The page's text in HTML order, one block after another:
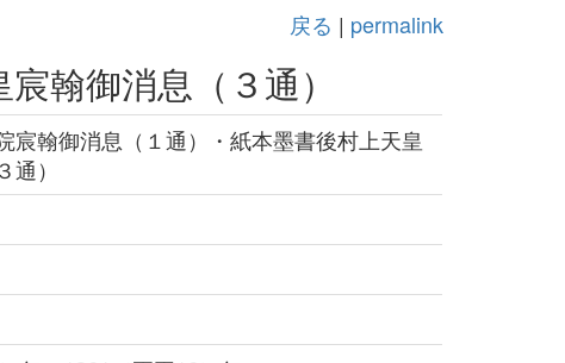
戻る | permalink
翰御消息（３通）
宸翰御消息（１通）・紙本墨書後村上天皇
）